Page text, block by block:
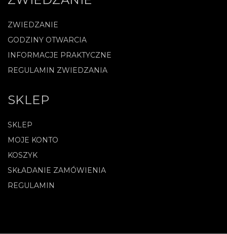
ZWIEDZANIE
GODZINY OTWARCIA
INFORMACJE PRAKTYCZNE
REGULAMIN ZWIEDZANIA
SKLEP
SKLEP
MOJE KONTO
KOSZYK
SKŁADANIE ZAMÓWIENIA
REGULAMIN